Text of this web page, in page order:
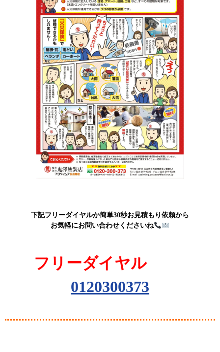
下記フリーダイヤルか簡単30秒お見積もり依頼から
お気軽にお問い合わせくださいね
フリーダイヤル
0120300373